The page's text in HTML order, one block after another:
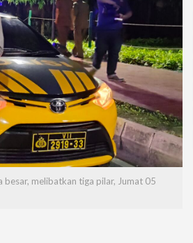
besar, melibatkan tiga pilar, Jumat 05